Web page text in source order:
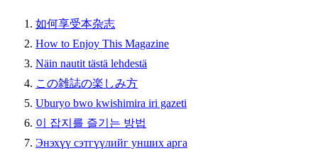
如何享受本杂志
How to Enjoy This Magazine
Näin nautit tästä lehdestä
この雑誌の楽しみ方
Uburyo bwo kwishimira iri gazeti
이 잡지를 즐기는 방법
Энэхүү сэтгүүлийг унших арга